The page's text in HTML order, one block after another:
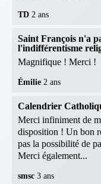
TD 2 ans
Saint François n'a
l'indifférentisme
Magnifique ! Merci !
Émilie 2 ans
Calendrier
Merci infiniment de
disposition ! Un bon
pas la possibilité de
Merci également...
smsc 3 ans